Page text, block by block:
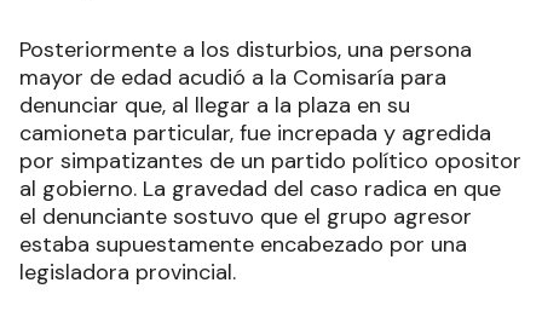
Posteriormente a los disturbios, una persona
mayor de edad acudió a la Comisaría para
denunciar que, al llegar a la plaza en su
camioneta particular, fue increpada y agredida
por simpatizantes de un partido político opositor
al gobierno. La gravedad del caso radica en que
el denunciante sostuvo que el grupo agresor
estaba supuestamente encabezado por una
legisladora provincial.